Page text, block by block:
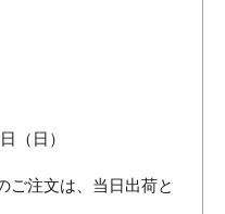
（日）
ご注文は、当日出荷と